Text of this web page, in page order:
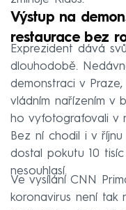
Výstup na
restaurace bez
Exprezident dává
dlouhodobě.
demonstraci v
vládním nařízením v
ho vyfotografovali v
Bez ní chodil i v
dostal pokutu 10
nesouhlasí.
Ve vysílání CNN
koronavirus není tak